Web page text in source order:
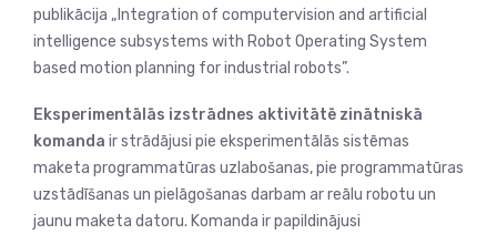
publikācija „Integration of computervision and artificial
intelligence subsystems with Robot Operating System
based motion planning for industrial robots”.
Eksperimentālās izstrādnes aktivitātē zinātniskā
komanda ir strādājusi pie eksperimentālās sistēmas
maketa programmatūras uzlabošanas, pie programmatūras
uzstādīšanas un pielāgošanas darbam ar reālu robotu un
jaunu maketa datoru. Komanda ir papildinājusi